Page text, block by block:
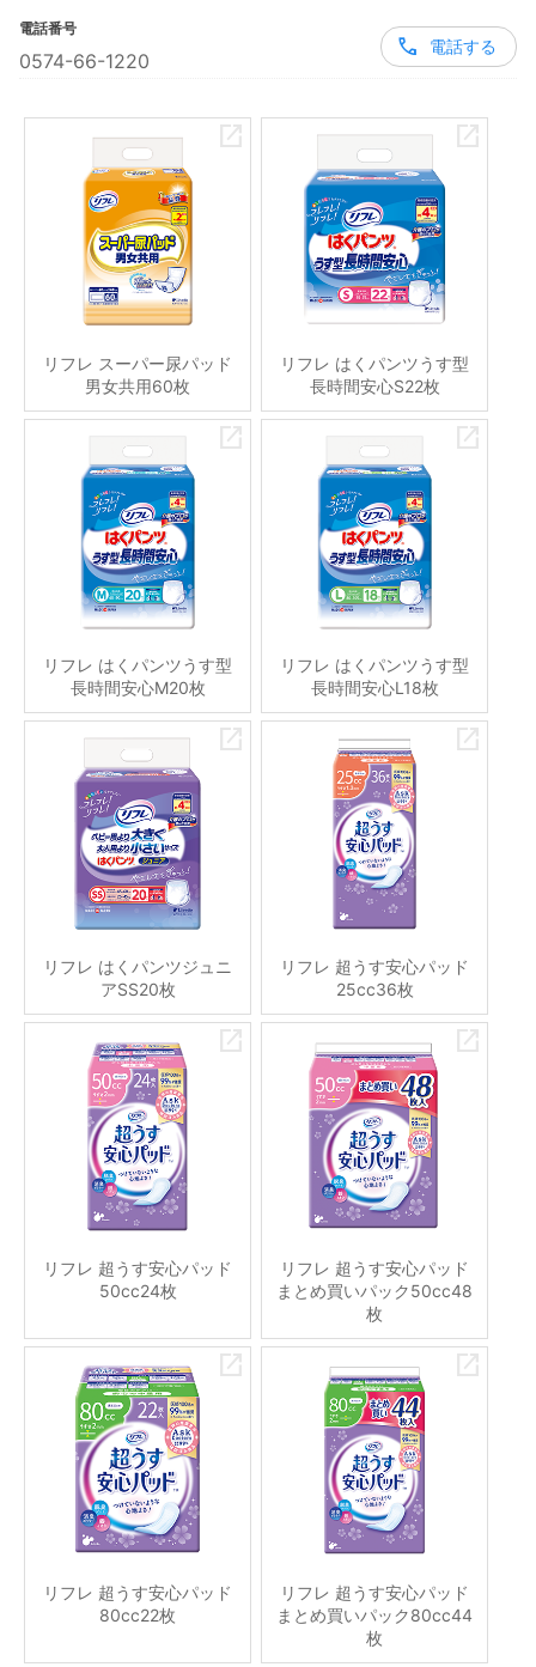
電話番号
0574-66-1220
電話する
リフレ スーパー尿パッド
男女共用60枚
リフレ はくパンツうす型
長時間安心S22枚
リフレ はくパンツうす型
長時間安心M20枚
リフレ はくパンツうす型
長時間安心L18枚
リフレ はくパンツジュニ
アSS20枚
リフレ 超うす安心パッド
25cc36枚
リフレ 超うす安心パッド
50cc24枚
リフレ 超うす安心パッド
まとめ買いパック50cc48
枚
リフレ 超うす安心パッド
80cc22枚
リフレ 超うす安心パッド
まとめ買いパック80cc44
枚